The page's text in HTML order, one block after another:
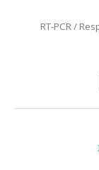
RT-PCR/